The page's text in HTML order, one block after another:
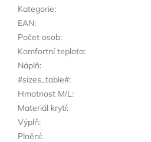
Kategorie:
EAN:
Počet osob:
Komfortní teplota:
Náplň:
#sizes_table#:
Hmotnost M/L:
Materiál krytí:
Výplň:
Plnění: